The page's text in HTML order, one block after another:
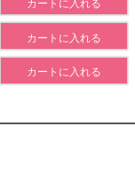
カートに入れる
カートに入れる